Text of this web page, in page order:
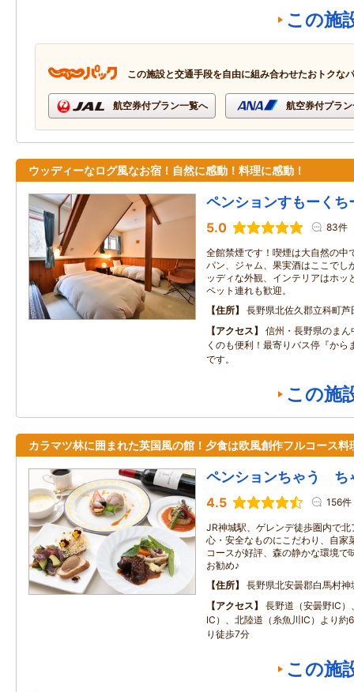
この施
この施設と交通手段を自由に組み合わせたおトクな
航空券付プラン一覧へ 航空券付プラ
ウッディーなログ風なお宿！自然に感動！料理に感動！
ペンションすもーくち
5.0 83件
全館禁煙です！喫煙は大自然の中
パン、ジャム、果実酒はここでし
ッディな外観、インテリアはホッ
ペット連れも歓迎。
住所
長野県北佐久郡立科町
アクセス
信州・長野県のま
くのも便利！最寄りバス停『から
です。
この施
カラマツ林に囲まれた英国風の館！夕食は欧風創作フルコース料
ペンションちゃう ち
4.5 156件
JR神城駅、ゲレンデ徒歩圏内で
心・安全なものにこだわり、自家
コースが好評、森の静かな環境
お勧め♪
住所
長野県北安曇郡白馬村神
アクセス
長野道（安曇野IC
IC）、北陸道（糸魚川IC）より約
り徒歩7分
この施